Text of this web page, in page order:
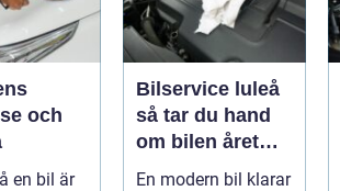
och
en bil är
Bilservice luleå
så tar du hand
om bilen året
runt
En modern bil klarar